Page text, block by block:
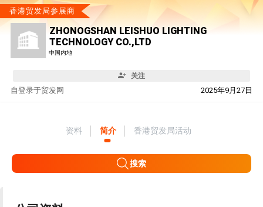
香港贸发局参展商
ZHONOGSHAN LEISHUO LIGHTING
TECHNOLOGY CO.,LTD
中国内地
关注
自 2025年9月27日
登录于贸发网
资料 简介 香港贸发局活动
搜索